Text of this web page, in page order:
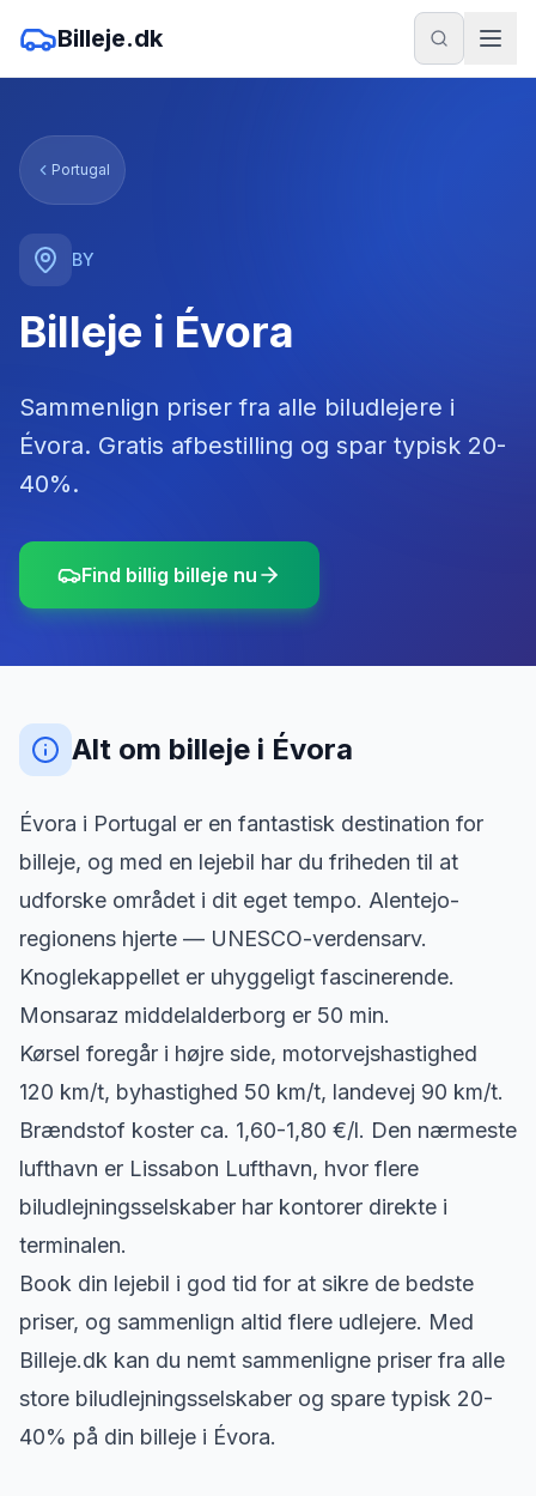
Billeje.dk
Portugal
BY
Billeje i Évora
Sammenlign priser fra alle biludlejere i
Évora. Gratis afbestilling og spar typisk 20-
40%.
Find billig billeje nu
Alt om billeje i Évora
Évora i Portugal er en fantastisk destination for
billeje, og med en lejebil har du friheden til at
udforske området i dit eget tempo. Alentejo-
regionens hjerte — UNESCO-verdensarv.
Knoglekappellet er uhyggeligt fascinerende.
Monsaraz middelalderborg er 50 min.
Kørsel foregår i højre side, motorvejshastighed
120 km/t, byhastighed 50 km/t, landevej 90 km/t.
Brændstof koster ca. 1,60-1,80 €/l. Den nærmeste
lufthavn er Lissabon Lufthavn, hvor flere
biludlejningsselskaber har kontorer direkte i
terminalen.
Book din lejebil i god tid for at sikre de bedste
priser, og sammenlign altid flere udlejere. Med
Billeje.dk kan du nemt sammenligne priser fra alle
store biludlejningsselskaber og spare typisk 20-
40% på din billeje i Évora.